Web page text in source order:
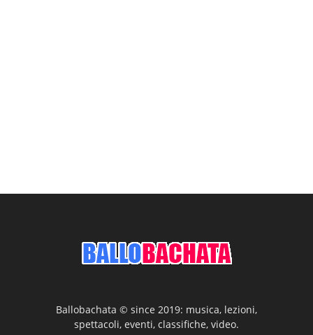
Ballobachata © since 2019: musica, lezioni,
spettacoli, eventi, classifiche, video.